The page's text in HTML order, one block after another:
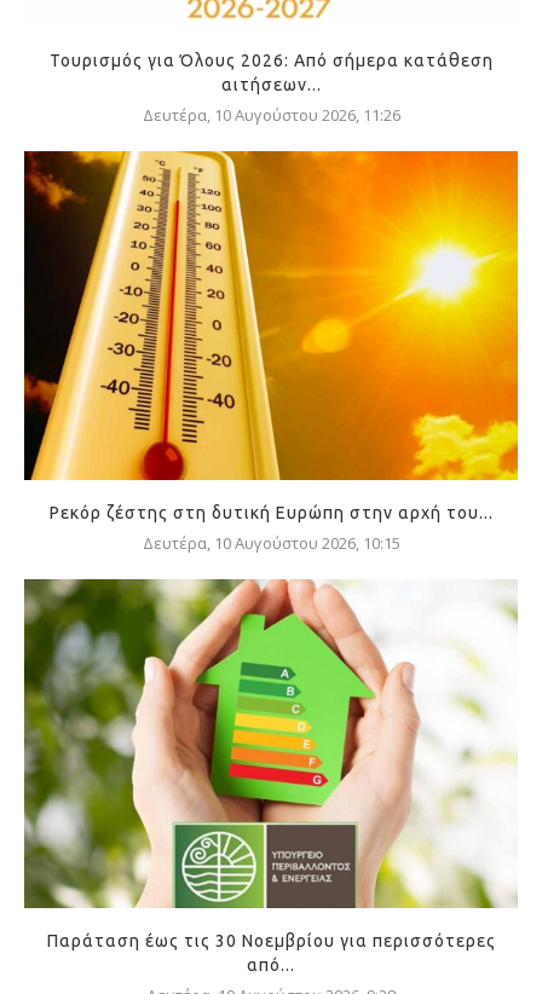
Τουρισμός για Όλους 2026: Από σήμερα κατάθεση
αιτήσεων...
Δευτέρα, 10 Αυγούστου 2026, 11:26
Ρεκόρ ζέστης στη δυτική Ευρώπη στην αρχή του...
Δευτέρα, 10 Αυγούστου 2026, 10:15
Παράταση έως τις 30 Νοεμβρίου για περισσότερες
από...